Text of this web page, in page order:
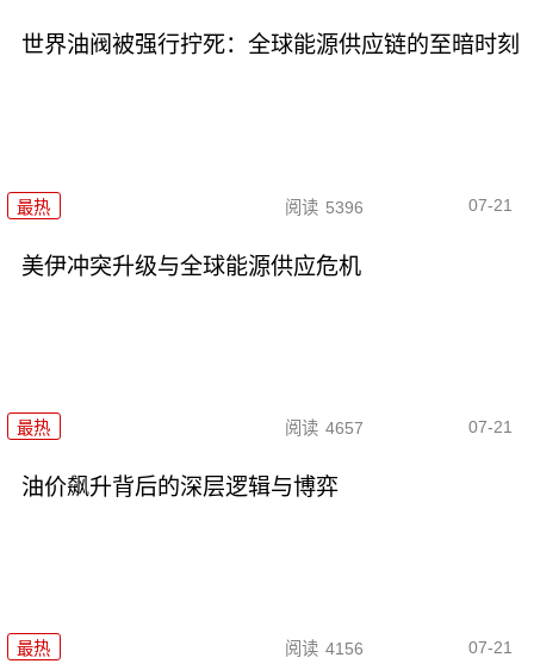
世界油阀被强行拧死：全球能源供应链的至暗时刻
最热 阅读 5396 07-21
美伊冲突升级与全球能源供应危机
最热 阅读 4657 07-21
油价飙升背后的深层逻辑与博弈
最热 阅读 4156 07-21